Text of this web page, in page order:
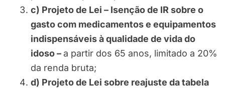
c) Projeto de Lei – Isenção de IR sobre o
gasto com medicamentos e equipamentos
indispensáveis à qualidade de vida do
idoso –a partir dos 65 anos, limitado a 20%
da renda bruta;
d) Projeto de Lei sobre reajuste da tabela